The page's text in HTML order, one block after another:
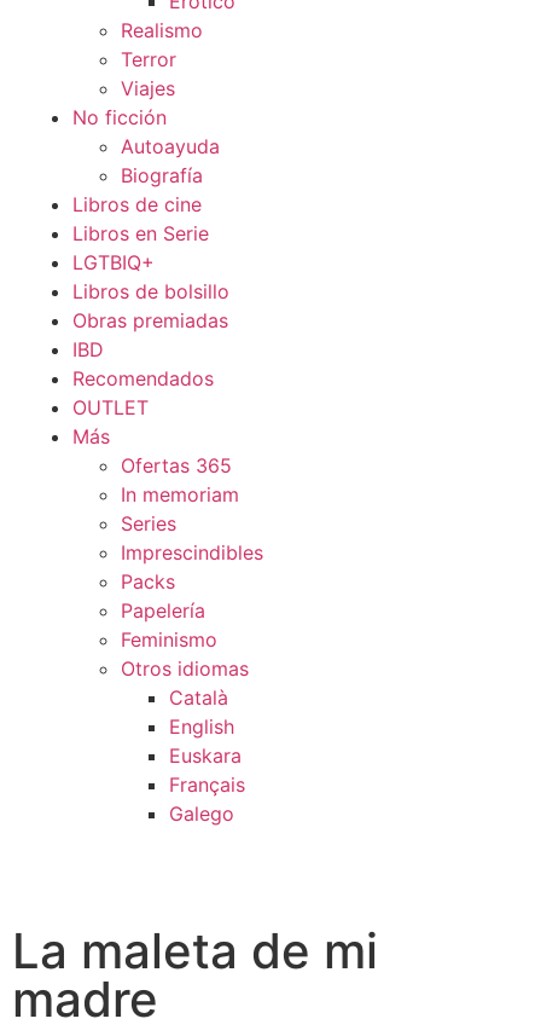
Realismo
Terror
Viajes
No ficción
Autoayuda
Biografía
Libros de cine
Libros en Serie
LGTBIQ+
Libros de bolsillo
Obras premiadas
IBD
Recomendados
OUTLET
Más
Ofertas 365
In memoriam
Series
Imprescindibles
Packs
Papelería
Feminismo
Otros idiomas
Català
English
Euskara
Français
Galego
La maleta de mi
madre